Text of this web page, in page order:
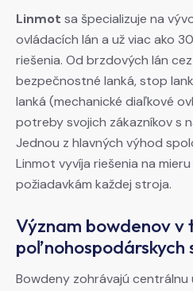
Linmot sa špecializuje na
ovládacích lán a už viac ako
riešenia. Od brzdových lán
bezpečnostné lanká, stop
lanká (mechanické diaľkové
potreby svojich zákazníkov s
Jednou z hlavných výhod
Linmot vyvíja riešenia na
požiadavkám každej stroja.
Význam bowdenov v
poľnohospodárskych
Bowdeny zohrávajú